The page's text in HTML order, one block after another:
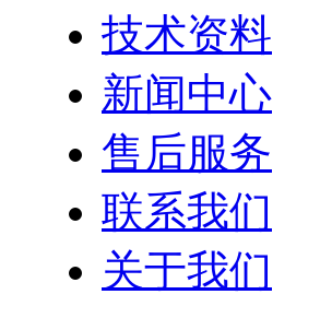
技术资料
新闻中心
售后服务
联系我们
关于我们